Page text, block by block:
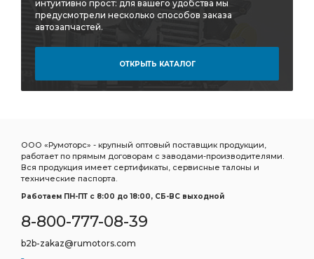
интуитивно прост: для вашего удобства мы
предусмотрели несколько способов заказа
автозапчастей.
ОТКРЫТЬ КАТАЛОГ
ООО «Румоторс» - крупный оптовый поставщик продукции,
работает по прямым договорам с заводами-производителями.
Вся продукция имеет сертификаты, сервисные талоны и
технические паспорта.
Работаем ПН-ПТ c 8:00 до 18:00, СБ-ВС выходной
8-800-777-08-39
b2b-zakaz@rumotors.com